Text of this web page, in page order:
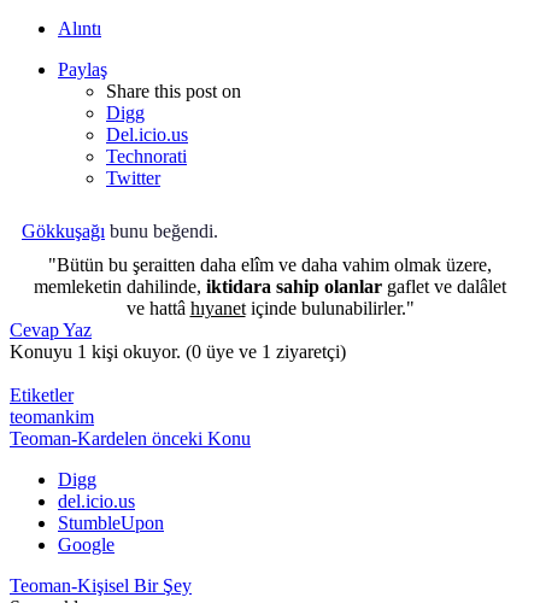
Alıntı
Paylaş
Share this post on
Digg
Del.icio.us
Technorati
Twitter
Gökkuşağı bunu beğendi.
"Bütün bu şeraitten daha elîm ve daha vahim olmak üzere,
memleketin dahilinde, iktidara sahip olanlar gaflet ve dalâlet
ve hattâ hıyanetiçinde bulunabilirler."
Cevap Yaz
Konuyu 1 kişi okuyor. (0 üye ve 1 ziyaretçi)
Etiketler
teomankim
Teoman-Kardelen önceki Konu
Digg
del.icio.us
StumbleUpon
Google
Teoman-Kişisel Bir Şey